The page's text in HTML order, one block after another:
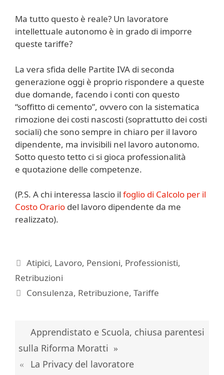
Ma tutto questo è reale? Un lavoratore
intellettuale autonomo è in grado di imporre
queste tariffe?
La vera sfida delle Partite IVA di seconda
generazione oggi è proprio rispondere a queste
due domande, facendo i conti con questo
“soffitto di cemento”, ovvero con la sistematica
rimozione dei costi nascosti (soprattutto dei costi
sociali) che sono sempre in chiaro per il lavoro
dipendente, ma invisibili nel lavoro autonomo.
Sotto questo tetto ci si gioca professionalità
e quotazione delle competenze.
(P.S. A chi interessa lascio il foglio di Calcolo per il
Costo Orario del lavoro dipendente da me
realizzato).
Categorie
Atipici, Lavoro, Pensioni, Professionisti,
Retribuzioni
Tag
Consulenza, Retribuzione,Tariffe
Apprendistato e Scuola, chiusa parentesi
sulla Riforma Moratti
La Privacy del lavoratore